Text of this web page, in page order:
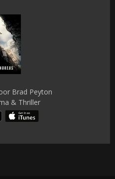
Brad Peyton
& Thriller